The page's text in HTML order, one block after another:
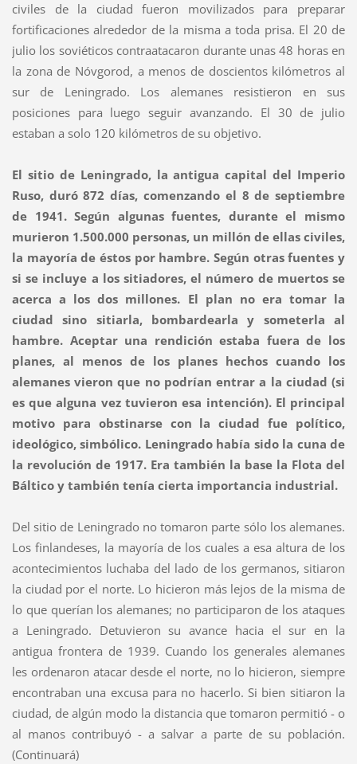
civiles de la ciudad fueron movilizados para preparar
fortificaciones alrededor de la misma a toda prisa. El 20 de
julio los soviéticos contraatacaron durante unas 48 horas en
la zona de Nóvgorod, a menos de doscientos kilómetros al
sur de Leningrado. Los alemanes resistieron en sus
posiciones para luego seguir avanzando. El 30 de julio
estaban a solo 120 kilómetros de su objetivo.
El sitio de Leningrado, la antigua capital del Imperio
Ruso, duró 872 días, comenzando el 8 de septiembre
de 1941. Según algunas fuentes, durante el mismo
murieron 1.500.000 personas, un millón de ellas civiles,
la mayoría de éstos por hambre. Según otras fuentes y
si se incluye a los sitiadores, el número de muertos se
acerca a los dos millones. El plan no era tomar la
ciudad sino sitiarla, bombardearla y someterla al
hambre. Aceptar una rendición estaba fuera de los
planes, al menos de los planes hechos cuando los
alemanes vieron que no podrían entrar a la ciudad (si
es que alguna vez tuvieron esa intención). El principal
motivo para obstinarse con la ciudad fue político,
ideológico, simbólico. Leningrado había sido la cuna de
la revolución de 1917. Era también la base la Flota del
Báltico y también tenía cierta importancia industrial.
Del sitio de Leningrado no tomaron parte sólo los alemanes.
Los finlandeses, la mayoría de los cuales a esa altura de los
acontecimientos luchaba del lado de los germanos, sitiaron
la ciudad por el norte. Lo hicieron más lejos de la misma de
lo que querían los alemanes; no participaron de los ataques
a Leningrado. Detuvieron su avance hacia el sur en la
antigua frontera de 1939. Cuando los generales alemanes
les ordenaron atacar desde el norte, no lo hicieron, siempre
encontraban una excusa para no hacerlo. Si bien sitiaron la
ciudad, de algún modo la distancia que tomaron permitió - o
al manos contribuyó - a salvar a parte de su población.
(Continuará)